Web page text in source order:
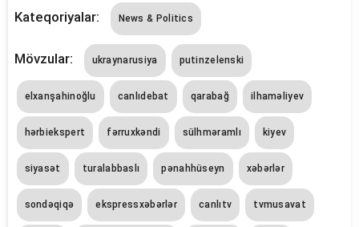
Kateqoriyalar: News & Politics
Mövzular: ukraynarusiya putinzelenski
elxanşahinoğlu canlıdebat qarabağ i̇lhaməliyev
hərbiekspert fərruxkəndi sülhməramlı kiyev
siyasət turalabbaslı pənahhüseyn xəbərlər
sondəqiqə ekspressxəbərlər canlıtv tvmusavat